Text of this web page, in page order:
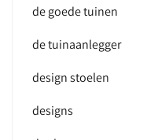
de goede tuinen
de tuinaanlegger
design stoelen
designs